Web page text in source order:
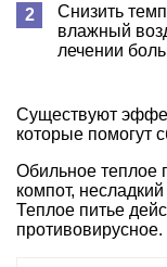
Снизить
влажный
лечении
Существуют
которые помогут
Обильное теплое
компот,
Теплое питье
противовирусное.